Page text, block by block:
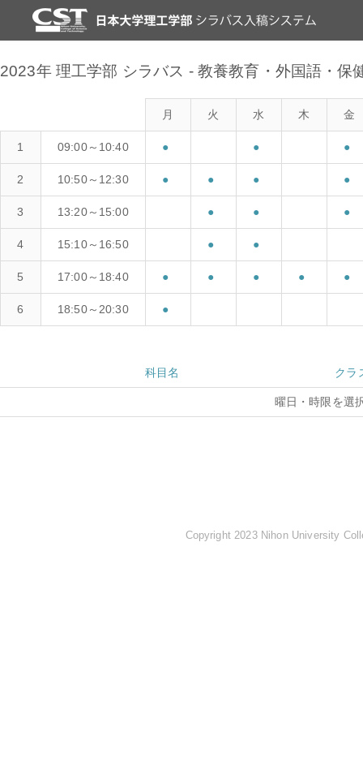
2023年 理工学部 シラバス - 教養教育・外国語・保
月 火 水 木 金
1 09:00～10:40 ● ● ●
2 10:50～12:30 ● ● ● ●
3 13:20～15:00 ● ● ●
4 15:10～16:50 ● ●
5 17:00～18:40 ● ● ● ● ●
6 18:50～20:30 ●
科目名 クラ
曜日・時限を選
Copyright 2023 Nihon University